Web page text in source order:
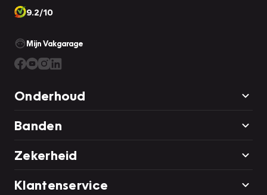
9.2/10
Mijn Vakgarage
Onderhoud
Banden
Zekerheid
Klantenservice